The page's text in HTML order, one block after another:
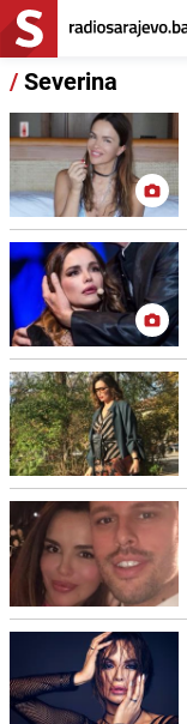
/Severina